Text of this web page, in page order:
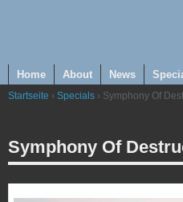
Home About News
Startseite › Specials › Symphony Of
Symphony Of